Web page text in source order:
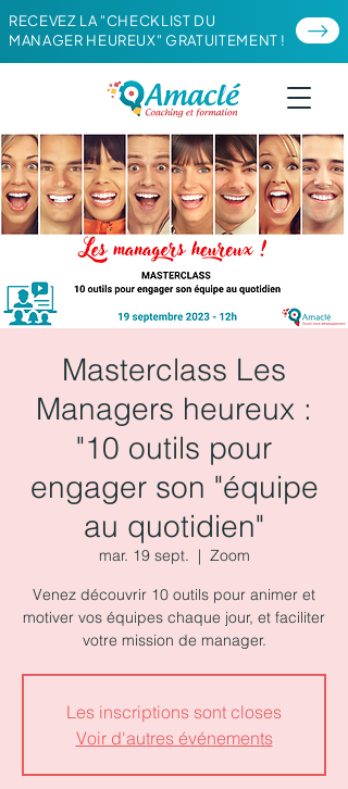
RECEVEZ LA "CHECKLIST DU
MANAGER HEUREUX" GRATUITEMENT !
Masterclass Les
Managers heureux :
"10 outils pour
engager son "équipe
au quotidien"
mar. 19 sept.
  |
Zoom
Venez découvrir 10 outils pour animer et
motiver vos équipes chaque jour, et faciliter
votre mission de manager.
Les inscriptions sont closes
Voir d'autres événements